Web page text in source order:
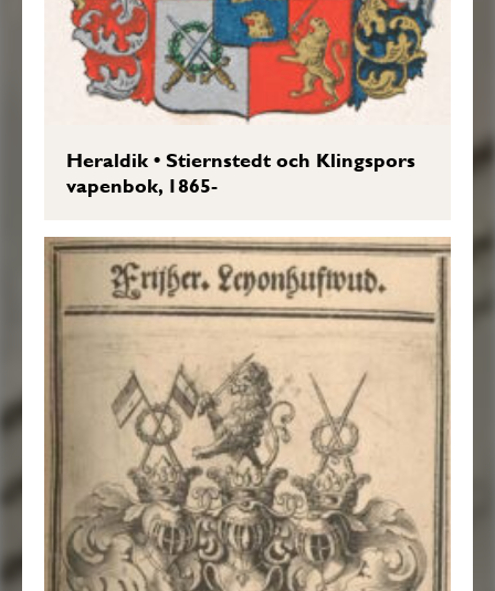
Heraldik•Stiernstedt och Klingspors
vapenbok, 1865-